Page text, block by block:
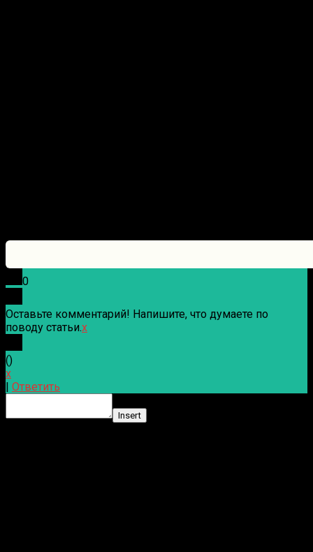
0
Оставьте комментарий! Напишите, что думаете по
поводу статьи.x
()
x
Ответить
Insert